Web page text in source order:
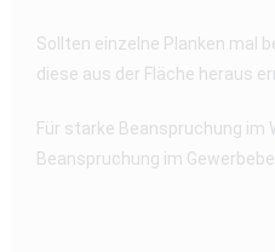
Sollten einzelne Planken mal
diese aus der Fläche heraus
Für starke Beanspruchung im
Beanspruchung im